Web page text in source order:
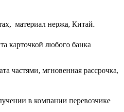
материал нержа, Китай.
карточкой любого банка
частями, мгновенная рассрочка,
в компании перевозчике